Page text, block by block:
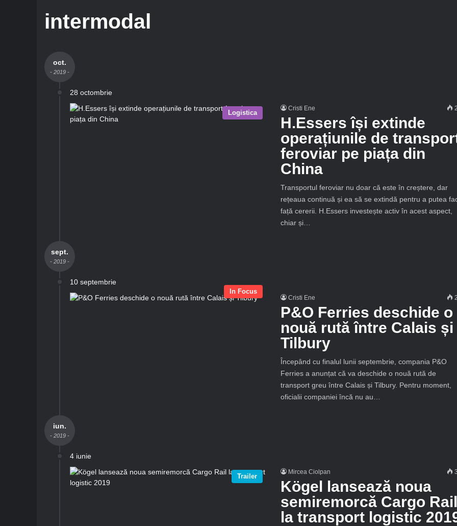
intermodal
oct.
- 2019 -
28 octombrie
Logistica
Cristi Ene
H.Essers își extinde
operațiunile de
feroviar pe piața din
China
Transportul feroviar nu doar că este în creștere, dar
rețeaua continuă și ea să se extindă pentru a putea
față cererii. H.Essers investește activ în acest aspect,
chiar și…
sept.
- 2019 -
10 septembrie
In Focus
Cristi Ene
P&O Ferries deschide o
nouă rută între Calais și
Tilbury
Începând cu finalul lunii septembrie, compania P&O
Ferries a anunțat că va deschide o nouă rută de
transport greu între Calais și Tilbury. Pentru moment,
oficialii companiei încă nu au…
iun.
- 2019 -
4 iunie
Trailer
Mircea Ciolpan
Kögel lansează noua
semiremorcă Cargo Rail
la transport logistic